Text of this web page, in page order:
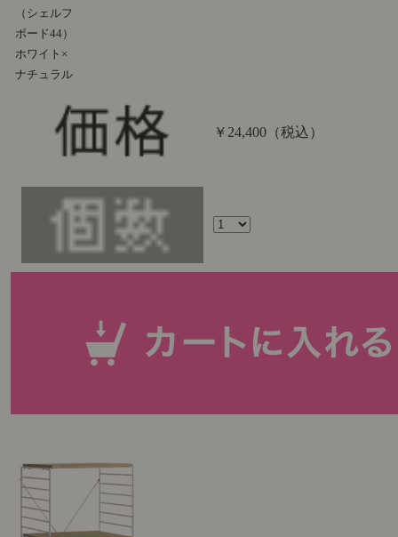
（シェルフ
ボード44）
ホワイト×
ナチュラル
￥24,400 （税込）